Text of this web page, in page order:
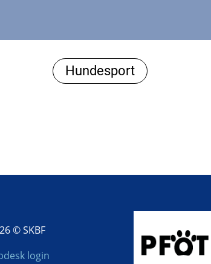
Hundesport
© SKBF
login